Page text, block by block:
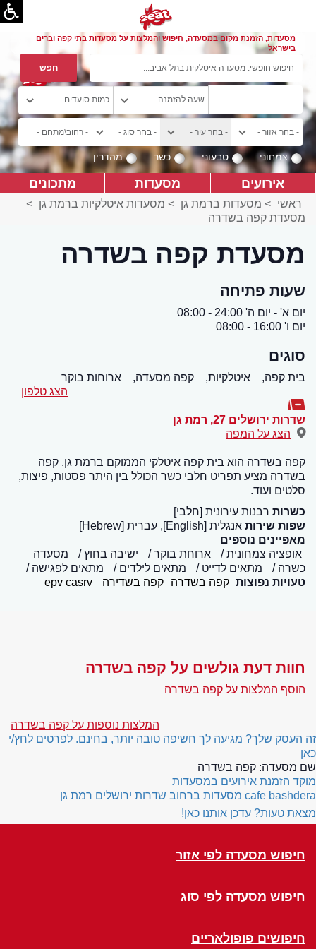
מסעדות, הזמנת מקום במסעדה, חיפוש והמלצות על מסעדות בתי קפה וברים
בישראל
צמחוני טבעוני כשר מהדרין
אירועים מסעדות מתכונים
ראשי > מסעדות ברמת גן > מסעדות איטלקיות ברמת גן >
מסעדת קפה בשדרה
מסעדת קפה בשדרה
שעות פתיחה
יום א' - יום ה' 24:00 - 08:00
יום ו' 16:00 - 08:00
סוגים
בית קפה, איטלקיות, קפה מסעדה,
ארוחות בוקר
הצג טלפון
שדרות ירושלים 27 , רמת גן
הצג על המפה
קפה בשדרה הוא בית קפה איטלקי הממוקם ברמת גן. קפה
בשדרה מציע תפריט חלבי כשר הכולל בין היתר פסטות, פיצות,
סלטים ועוד.
כשרות רבנות עירונית [חלבי]
שפות שירות אנגלית [English], עברית [Hebrew]
מאפיינים נוספים
אופציה צמחונית
ארוחת בוקר ישיבה בחוץ
מסעדה
כשרה
מתאים לדייט מתאים לילדים
מתאים לפגישה
טעויות נפוצות קפה בשדרה קפה בשדירה
חוות דעת גולשים על קפה בשדרה
הוסף המלצות על קפה בשדרה
המלצות נוספות על קפה בשדרה
זה העסק שלך? מגיעה לך חשיפה טובה יותר, בחינם. לפרטים לחץ/י
כאן
שם מסעדה: קפה בשדרה
מוקד הזמנת אירועים במסעדות
cafe bashdera מסעדות ברחוב שדרות ירושלים רמת גן
מצאת טעות? עדכן אותנו כאן!
חיפוש מסעדה לפי אזור
חיפוש מסעדה לפי סוג
חיפושים פופולאריים